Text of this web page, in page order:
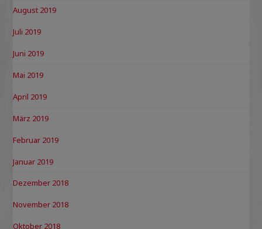
August 2019
Juli 2019
Juni 2019
Mai 2019
April 2019
März 2019
Februar 2019
Januar 2019
Dezember 2018
November 2018
Oktober 2018